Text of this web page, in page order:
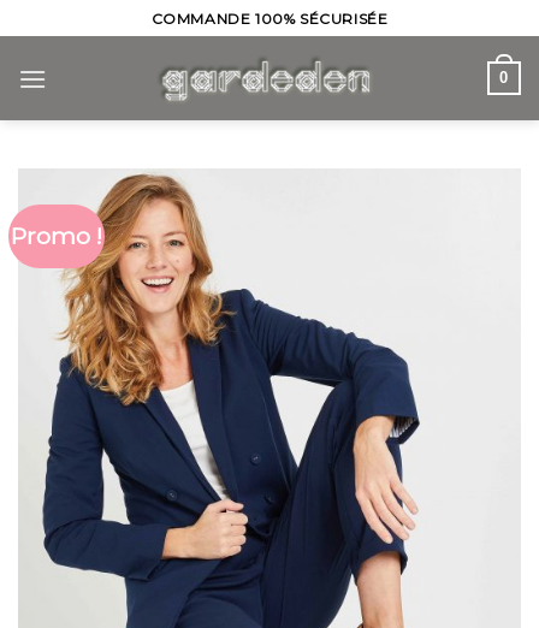
to
content
COMMANDE 100% SÉCURISÉE
0
Promo !